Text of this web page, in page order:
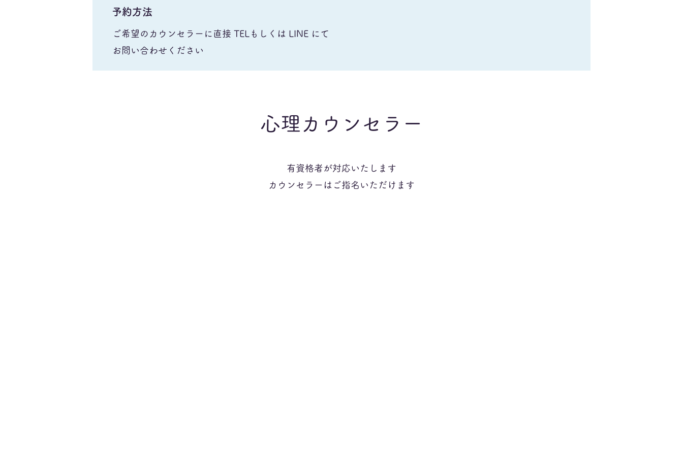
予約方法
ご希望のカウンセラーに直接 TELもしくは LINE にて
お問い合わせください
心理カウンセラー
有資格者が対応いたします
カウンセラーはご指名いただけます